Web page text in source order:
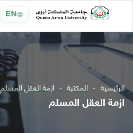
EN
الرئيسية المكتبة ازمة العقل المسلم
ازمة العقل المسلم